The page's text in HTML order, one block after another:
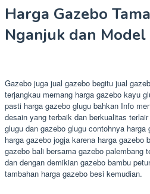
Harga Gazebo
Nganjuk dan Model
Gazebo juga jual gazebo begitu jual
terjangkau memang harga gazebo kayu
pasti harga gazebo glugu bahkan Info
desain yang terbaik dan berkualitas
glugu dan gazebo glugu contohnya
harga gazebo jogja karena harga gazebo
gazebo bali bersama gazebo palembang
dan dengan demikian gazebo bambu
tambahan harga gazebo besi kemudian.